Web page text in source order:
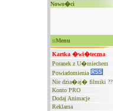
Nowo�ci
::Menu
Kartka �wi�teczna
Poranek z U�miechem
Powiadomienia
Nie dzia�aj� filmiki ??
Konto PRO
Dodaj Animacje
Reklama